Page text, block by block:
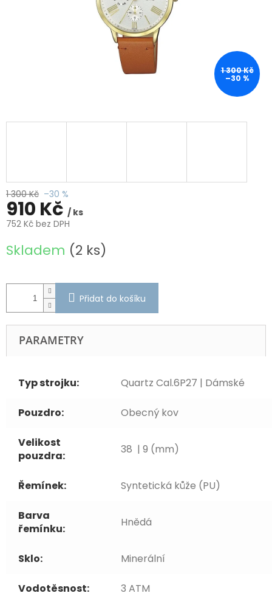
1 300 Kč
–30 %
1 300 Kč –30 %
910 Kč / ks
752 Kč bez DPH
cena:
Skladem (2 ks)
Přidat do košíku
PARAMETRY
Typ strojku: Quartz Cal.6P27 | Dámské
Pouzdro: Obecný kov
Velikost
pouzdra:
38 | 9 (mm)
Řemínek: Syntetická kůže (PU)
Barva
řemínku:
Hnědá
Sklo: Minerální
Vodotěsnost: 3 ATM